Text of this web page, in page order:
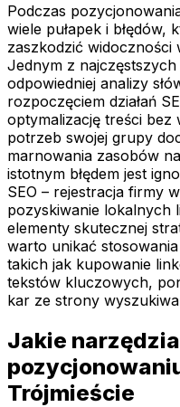
Podczas
wiele pułapek i
zaszkodzić
Jednym z
odpowiedniej analizy
rozpoczęciem działań
optymalizację treści bez
potrzeb swojej grupy
marnowania zasobów
istotnym błędem jest
SEO – rejestracja firmy
pozyskiwanie
elementy skutecznej
warto unikać
takich jak kupowanie
tekstów kluczowych,
kar ze strony
Jakie
Trójmieście